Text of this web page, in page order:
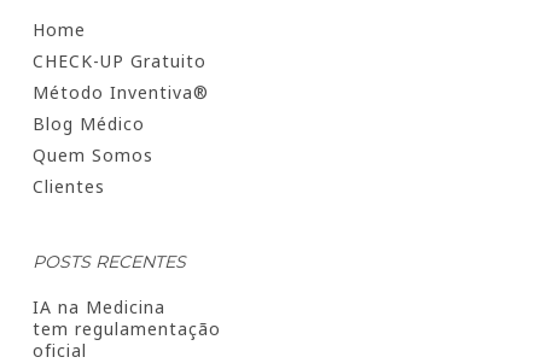
Home
CHECK-UP Gratuito
Método Inventiva®
Blog Médico
Quem Somos
Clientes
POSTS RECENTES
IA na Medicina
tem regulamentação
oficial